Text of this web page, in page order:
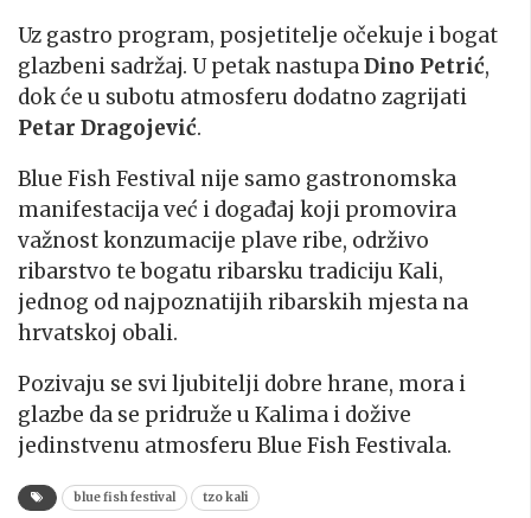
Uz gastro program, posjetitelje očekuje i bogat
glazbeni sadržaj. U petak nastupaDino Petrić,
dok će u subotu atmosferu dodatno zagrijati
Petar Dragojević.
Blue Fish Festival nije samo gastronomska
manifestacija već i događaj koji promovira
važnost konzumacije plave ribe, održivo
ribarstvo te bogatu ribarsku tradiciju Kali,
jednog od najpoznatijih ribarskih mjesta na
hrvatskoj obali.
Pozivaju se svi ljubitelji dobre hrane, mora i
glazbe da se pridruže u Kalima i dožive
jedinstvenu atmosferu Blue Fish Festivala.
blue fish festival tzo kali